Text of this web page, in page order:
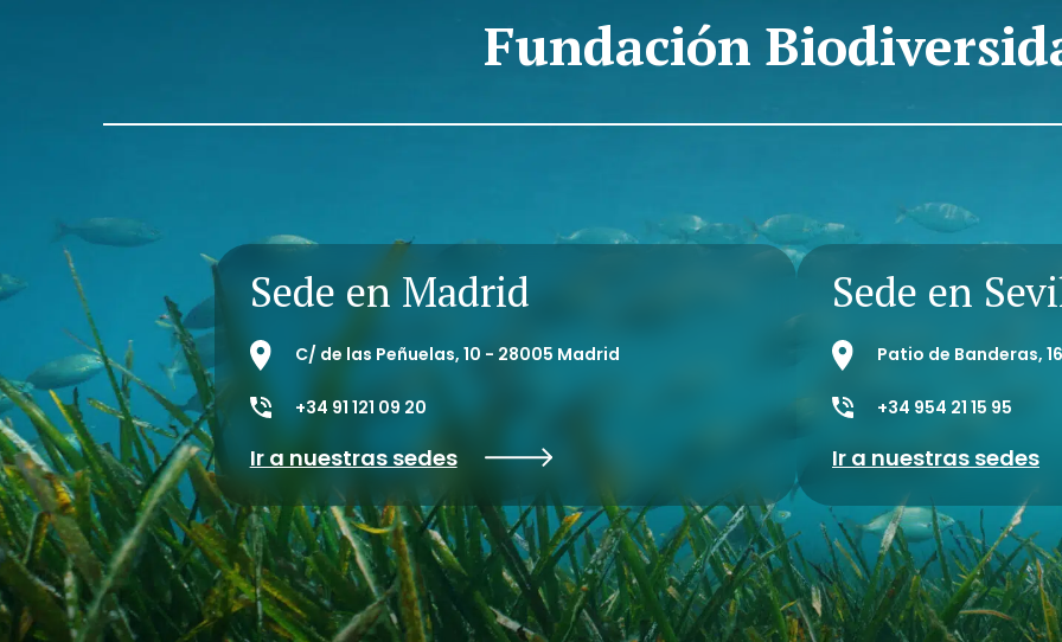
Fundación
Sede en Madrid
C/ de las Peñuelas, 10 - 28005 Madrid
+34 91 121 09 20
Ir a nuestras sedes
Sede en
Patio de Banderas,
+34 954 21 15 95
Ir a nuestras sedes